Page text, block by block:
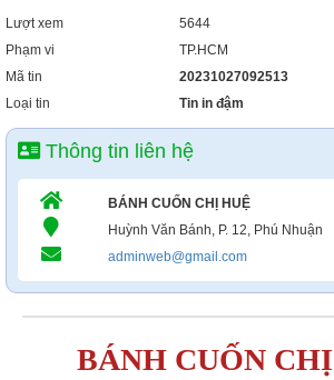
Lượt xem
5644
Phạm vi
TP.HCM
Mã tin
20231027092513
Loại tin
Tin in đậm
Thông tin liên hệ
BÁNH CUỐN CHỊ HUỆ
Huỳnh Văn Bánh, P. 12, Phú Nhuận
adminweb@gmail.com
BÁNH CUỐN